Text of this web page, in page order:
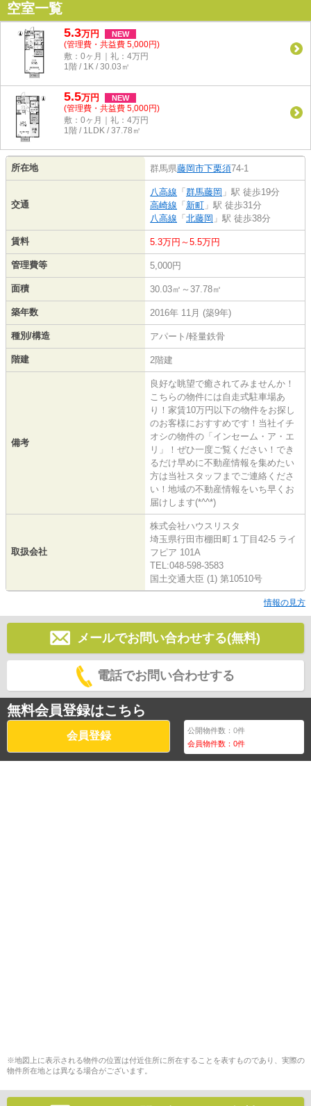
空室一覧
5.3万円 NEW
(管理費・共益費 5,000円)
敷：0ヶ月｜礼：4万円
1階 / 1K / 30.03㎡
5.5万円 NEW
(管理費・共益費 5,000円)
敷：0ヶ月｜礼：4万円
1階 / 1LDK / 37.78㎡
所在地 群馬県藤岡市下栗須74-1
交通
八高線 「 群馬藤岡 」駅 徒歩19分
高崎線 「 新町 」駅 徒歩31分
八高線 「 北藤岡 」駅 徒歩38分
賃料 5.3万円～5.5万円
管理費等 5,000円
面積 30.03㎡～37.78㎡
築年数 2016年 11月 (築9年)
種別/構造 アパート/軽量鉄骨
階建 2階建
備考
良好な眺望で癒されてみませんか！
こちらの物件には自走式駐車場あ
り！家賃10万円以下の物件をお探し
のお客様におすすめです！当社イチ
オシの物件の「インセーム・ア・エ
リ」！ぜひ一度ご覧ください！でき
るだけ早めに不動産情報を集めたい
方は当社スタッフまでご連絡くださ
い！地域の不動産情報をいち早くお
届けします(*^^*)
取扱会社
株式会社ハウスリスタ
埼玉県行田市棚田町１丁目42-5 ライ
フピア 101A
TEL:048-598-3583
国土交通大臣 (1) 第10510号
情報の見方
メールでお問い合わせする(無料)
電話でお問い合わせする
無料会員登録はこちら
会員登録 公開物件数：0件
会員物件数：0件
※地図上に表示される物件の位置は付近住所に所在することを表すものであり、実際の
物件所在地とは異なる場合がございます。